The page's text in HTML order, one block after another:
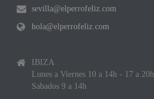
sevilla@elperrofeliz.com
hola@elperrofeliz.com
IBIZA
Lunes a Viernes 10 a 14h - 17 a 20h
Sabados 9 a 14h